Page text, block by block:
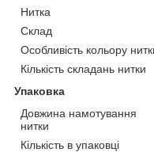
Нитка
Склад
Особливість кольору
Кількість складань нитки
Упаковка
Довжина намотування
нитки
Кількість в упаковці